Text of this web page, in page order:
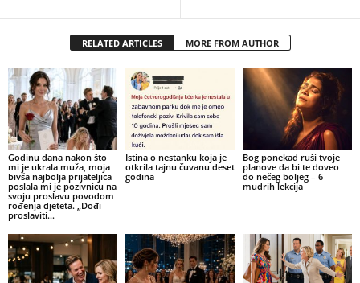
RELATED ARTICLES MORE FROM AUTHOR
Godinu dana nakon što
mi je ukrala muža, moja
bivša najbolja prijateljica
poslala mi je pozivnicu na
svoju proslavu povodom
rođenja djeteta. „Dođi
proslaviti...
Istina o nestanku koja je
otkrila tajnu čuvanu deset
godina
Bog ponekad ruši tvoje
planove da bi te doveo
do nečeg boljeg – 6
mudrih lekcija